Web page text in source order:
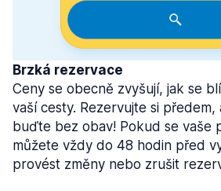
Brzká rezervace
Ceny se obecně zvyšují, jak se
vaší cesty. Rezervujte si předem,
buďte bez obav! Pokud se vaše
můžete vždy do 48 hodin před
provést změny nebo zrušit